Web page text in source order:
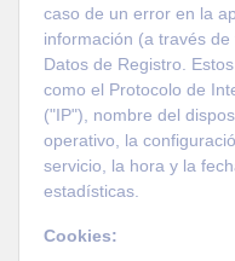
caso de un error en la
información (a través
Datos de Registro.
como el Protocolo de
("IP"), nombre del
operativo, la
servicio, la hora y la
estadísticas.
Cookies: